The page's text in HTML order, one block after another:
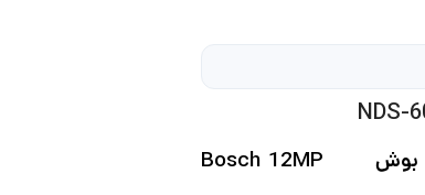
دوربین مداربسته دام ثابت 12MP بوش Bosch 12MP